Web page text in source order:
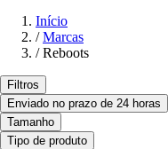
Início
/ Marcas
/ Reboots
Filtros
Enviado no prazo de 24 horas
Tamanho
Tipo de produto